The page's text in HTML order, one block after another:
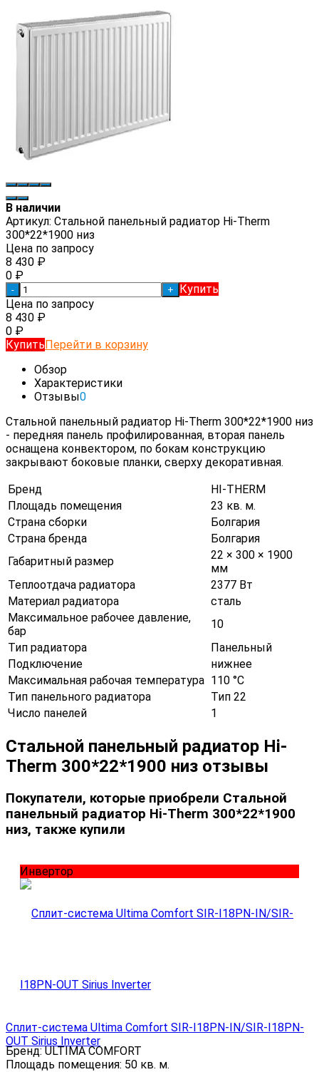
В наличии
Артикул: Стальной панельный радиатор Hi-Therm
300*22*1900 низ
Цена по запросу
8 430 ₽
0 ₽
- +
Купить
Цена по запросу
8 430 ₽
0 ₽
КупитьПерейти в корзину
Обзор
Характеристики
Отзывы0
Стальной панельный радиатор Hi-Therm 300*22*1900 низ
- передняя панель профилированная, вторая панель
оснащена конвектором, по бокам конструкцию
закрывают боковые планки, сверху декоративная.
Бренд
HI-THERM
Площадь помещения
23 кв. м.
Страна сборки
Болгария
Страна бренда
Болгария
Габаритный размер
22 × 300 × 1900
мм
Теплоотдача радиатора
2377 Вт
Материал радиатора
сталь
Максимальное рабочее давление,
бар
10
Тип радиатора
Панельный
Подключение
нижнее
Максимальная рабочая температура 110 °С
Тип панельного радиатора
Тип 22
Число панелей
1
Стальной панельный радиатор Hi-
Therm 300*22*1900 низ отзывы
Покупатели, которые приобрели Стальной
панельный радиатор Hi-Therm 300*22*1900
низ, также купили
Инвертор
Сплит-система Ultima Comfort SIR-I18PN-IN/SIR-I18PN-
OUT Sirius Inverter
Бренд: ULTIMA COMFORT
Площадь помещения: 50 кв. м.